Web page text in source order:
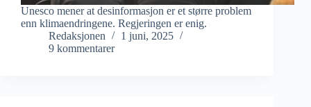
Unesco mener at desinformasjon er et større problem
enn klimaendringene. Regjeringen er enig.
Redaksjonen
1 juni, 2025
9 kommentarer